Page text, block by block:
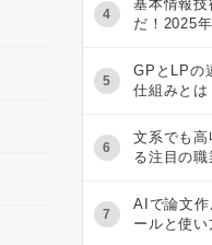
4
基本情報
だ！2025
5
GPとLPの
仕組みとは
6
文系でも高
る注目の職
7
AIで論文作
ールと使い